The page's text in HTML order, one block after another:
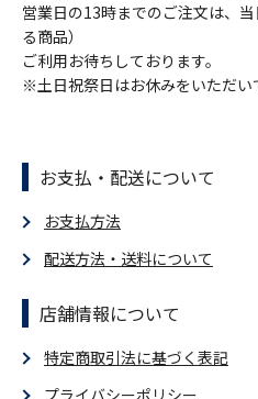
営業日の13時までのご注文は、
る商品）
ご利用お待ちしております。
※土日祝祭日はお休みをいただい
お支払・配送について
お支払方法
配送方法・送料について
店舗情報について
特定商取引法に基づく表記
プライバシーポリシー